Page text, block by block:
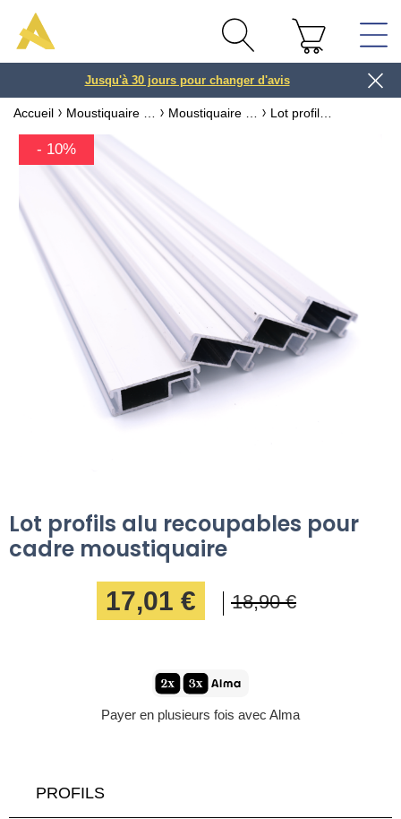
3 ou 4x
Jusqu'à 30 jours pour changer d'avis
Accueil
- 10%
Lot profils alu recoupables pour
cadre moustiquaire
17,01 €
18,90 €
Payer en plusieurs fois avec Alma
PROFILS